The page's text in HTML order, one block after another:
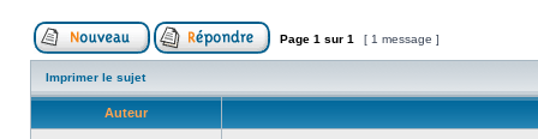
Page 1 sur 1 [ 1 message ]
Imprimer le sujet
Auteur